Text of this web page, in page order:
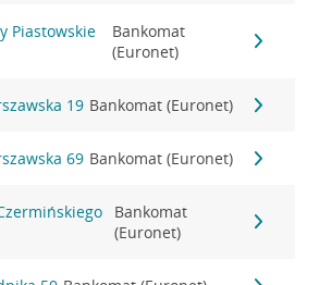
Piastowskie
Bankomat
(Euronet)
19 Bankomat (Euronet)
69 Bankomat (Euronet)
Bankomat
(Euronet)